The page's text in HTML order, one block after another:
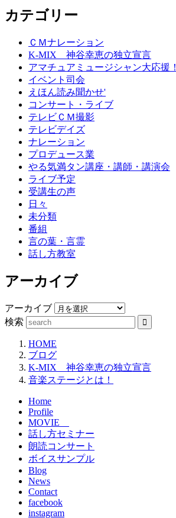
カテゴリー
ＣＭナレーション
K-MIX 神谷幸恵の独立宣言
アマチュアミュージシャン大応援！
イベント司会
えほん読み聞かせ'
コンサート・ライブ
テレビＣＭ撮影
テレビデイズ
ナレーション
プロデュース業
やる気満タン講座・講師・講演会
ライブ予定
受講生の声
日々
未分類
番組
言の葉・言霊
話し方教室
アーカイブ
アーカイブ
検索
HOME
ブログ
K-MIX 神谷幸恵の独立宣言
音楽ステージとは！
Home
Profile
MOVIE
話し方セミナー
朗読コンサート
ボイスサンプル
Blog
News
Contact
facebook
instagram